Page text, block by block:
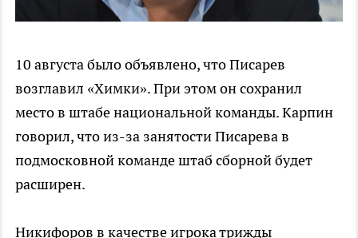
10 августа было объявлено, что Писарев
возглавил «Химки». При этом он сохранил
место в штабе национальной команды. Карпин
говорил, что из-за занятости Писарева в
подмосковной команде штаб сборной будет
расширен.
Никифоров в качестве игрока трижды